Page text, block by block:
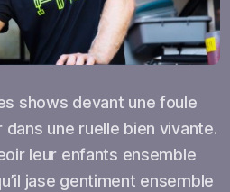
shows devant une foule
une ruelle bien vivante.
leur enfants ensemble
jase gentiment ensemble